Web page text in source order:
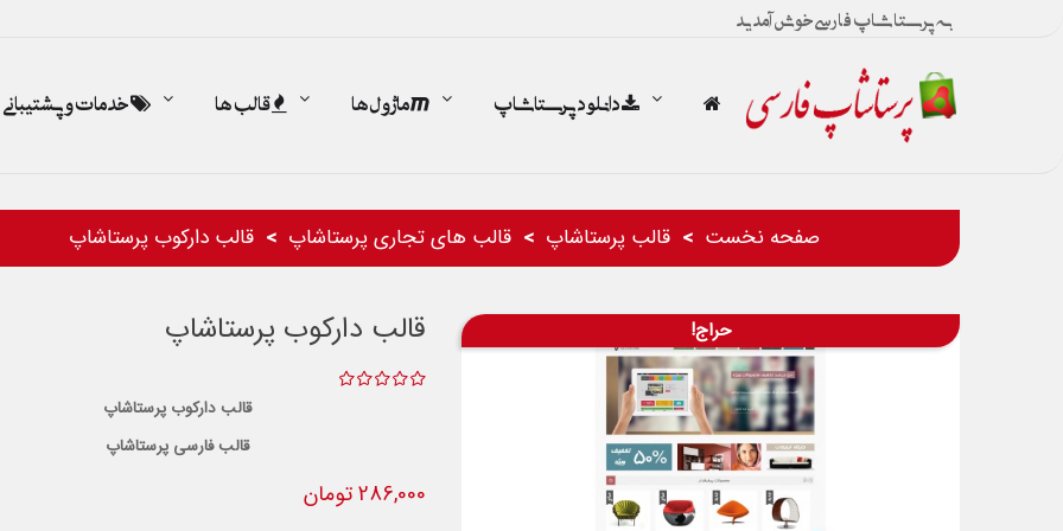
به پرستاشاپ فارسی خوش آمدید
دانلود پرستاشاپ ماژول ها قالب ها خدمات و پشتیبانی
صفحه نخست قالب پرستاشاپ قالب های تجاری پرستاشاپ قالب دارکوب پرستاشاپ
حراج! قالب دارکوب پرستاشاپ
قالب دارکوب پرستاشاپ
قالب فارسی پرستاشاپ
286,000 تومان